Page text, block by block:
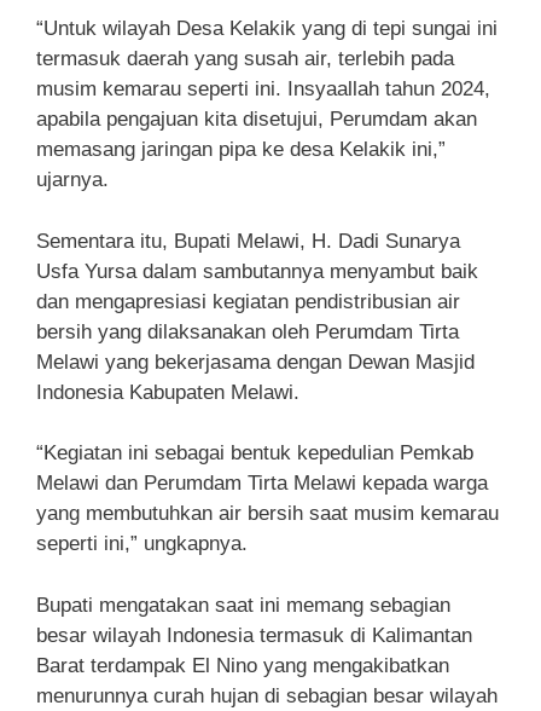
“Untuk wilayah Desa Kelakik yang di tepi sungai ini
termasuk daerah yang susah air, terlebih pada
musim kemarau seperti ini. Insyaallah tahun 2024,
apabila pengajuan kita disetujui, Perumdam akan
memasang jaringan pipa ke desa Kelakik ini,”
ujarnya.
Sementara itu, Bupati Melawi, H. Dadi Sunarya
Usfa Yursa dalam sambutannya menyambut baik
dan mengapresiasi kegiatan pendistribusian air
bersih yang dilaksanakan oleh Perumdam Tirta
Melawi yang bekerjasama dengan Dewan Masjid
Indonesia Kabupaten Melawi.
“Kegiatan ini sebagai bentuk kepedulian Pemkab
Melawi dan Perumdam Tirta Melawi kepada warga
yang membutuhkan air bersih saat musim kemarau
seperti ini,” ungkapnya.
Bupati mengatakan saat ini memang sebagian
besar wilayah Indonesia termasuk di Kalimantan
Barat terdampak El Nino yang mengakibatkan
menurunnya curah hujan di sebagian besar wilayah